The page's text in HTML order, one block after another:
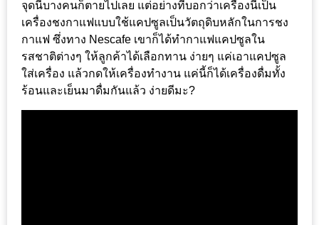
ห้าม
พลาด
สำหรับ
ฤดู
หนาว
จุดนี้บางคนก็ตายไปเลย แต่อย่างที่บอกว่าเครื่องนี้เป็น
เครื่องชงกาแฟแบบใช้แคปซูลเป็นวัตถุดิบหลักในการชง
กาแฟ ซึ่งทาง Nescafe เขาก็ได้ทำกาแฟแคปซูลใน
รสชาติต่างๆ ให้ลูกค้าได้เลือกทาน ง่ายๆ แค่เอาแคปซูล
ใส่เครื่อง แล้วกดให้เครื่องทำงาน แค่นี้ก็ได้เครื่องดื่มทั้ง
ร้อนและเย็นมาดื่มกันแล้ว ง่ายดีมะ?